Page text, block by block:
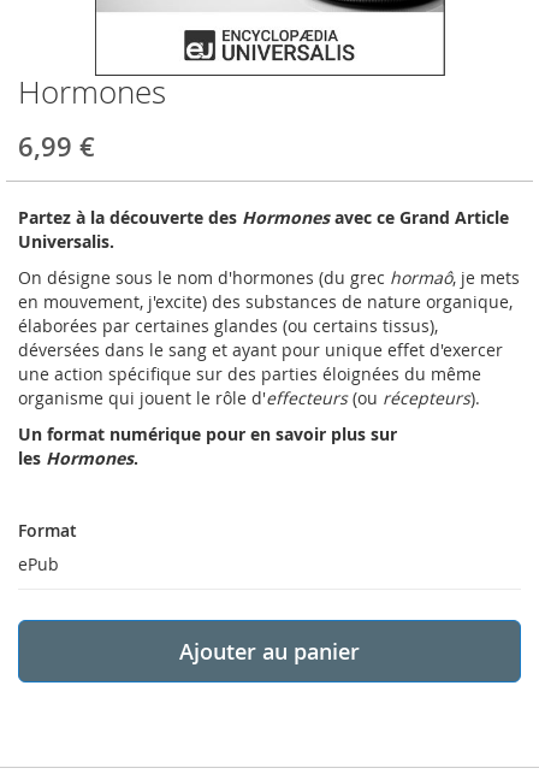
Skip
to
the
beginning
of
the
images
gallery
Hormones
6,99 €
Partez à la découverte des Hormonesavec ce Grand Article
Universalis.
On désigne sous le nom d'hormones (du grec hormaô, je mets
en mouvement, j'excite) des substances de nature organique,
élaborées par certaines glandes (ou certains tissus),
déversées dans le sang et ayant pour unique effet d'exercer
une action spécifique sur des parties éloignées du même
organisme qui jouent le rôle d'effecteurs(ou récepteurs).
Un format numérique pour en savoir plus sur
les Hormones.
Format
ePub
Ajouter au panier